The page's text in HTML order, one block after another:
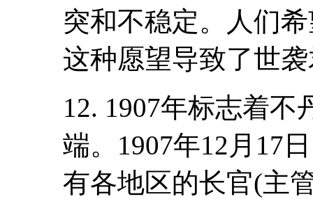
突和不稳定。人们
这种愿望导致了世
12. 1907年标志着
端。1907年12月17
有各地区的长官(主